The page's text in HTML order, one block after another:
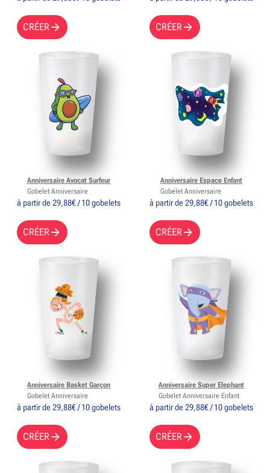
CRÉER CRÉER
à partir de 29,88€ / 10 gobelets
CRÉER
Anniversaire Avocat Surfeur
Gobelet Anniversaire
à partir de 29,88€ / 10 gobelets
CRÉER
Anniversaire Espace Enfant
Gobelet Anniversaire
à partir de 29,88€ / 10 gobelets
CRÉER
Anniversaire Basket Garçon
Gobelet Anniversaire
à partir de 29,88€ / 10 gobelets
CRÉER
Anniversaire Super Elephant
Gobelet Anniversaire Enfant